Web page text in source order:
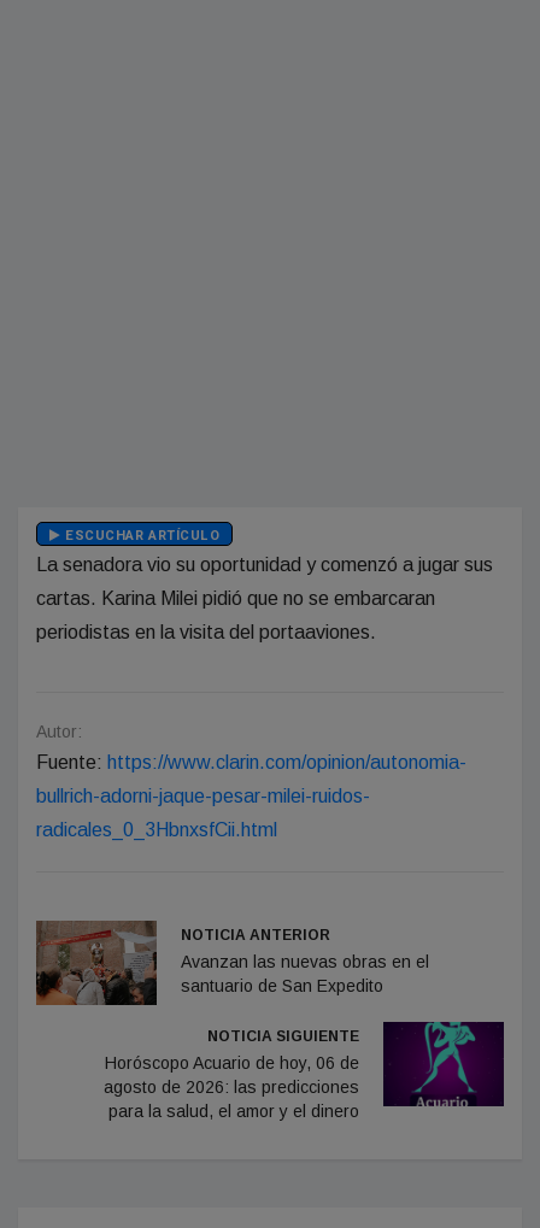
ESCUCHAR ARTÍCULO
La senadora vio su oportunidad y comenzó a jugar sus
cartas. Karina Milei pidió que no se embarcaran
periodistas en la visita del portaaviones.
Autor:
Fuente: https://www.clarin.com/opinion/autonomia-
bullrich-adorni-jaque-pesar-milei-ruidos-
radicales_0_3HbnxsfCii.html
NOTICIA ANTERIOR
Avanzan las nuevas obras en el
santuario de San Expedito
NOTICIA SIGUIENTE
Horóscopo Acuario de hoy, 06 de
agosto de 2026: las predicciones
para la salud, el amor y el dinero